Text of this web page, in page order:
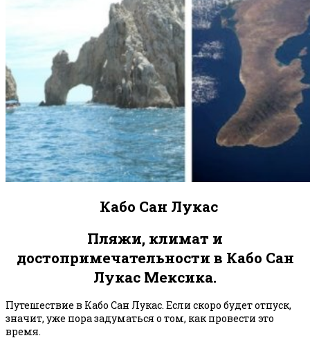
Кабо Сан Лукас
Пляжи, климат и
достопримечательности в Кабо Сан
Лукас Мексика.
Путешествие в Кабо Сан Лукас. Если скоро будет отпуск,
значит, уже пора задуматься о том, как провести это
время.